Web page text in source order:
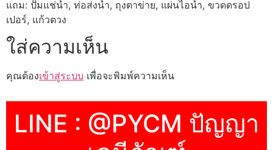
แถม: ปั๊มแช่น้ำ, ท่อส่งน้ำ, ถุงตาข่าย, แผ่นไอน้ำ, ขวดดรอป
เปอร์, แก้วตวง
ใส่ความเห็น
คุณต้องเข้าสู่ระบบ เพื่อจะพิมพ์ความเห็น
LINE : @PYCM ปัญญา